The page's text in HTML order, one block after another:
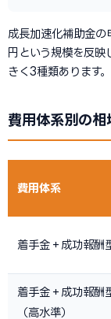
成長加速化補助金の
円という規模を反映
きく3種類あります。
費用体系別の相
費用体系
着手金＋成功報酬
着手金＋成功報酬
（高水準）